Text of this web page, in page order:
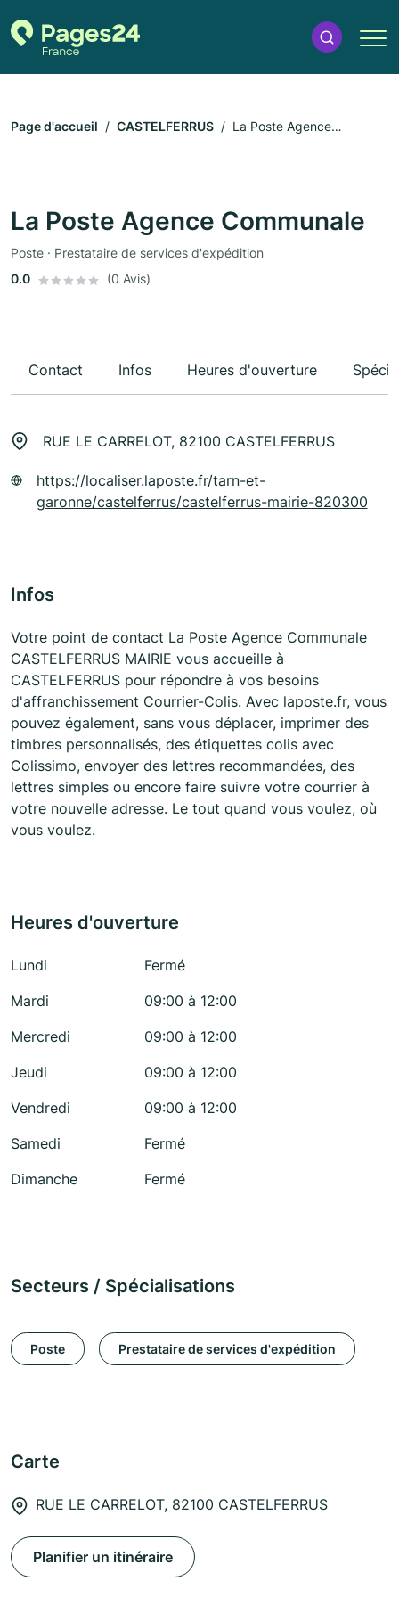
Page d'accueil CASTELFERRUS
La Poste Agence
La Poste Agence Communale
Poste · Prestataire de services d'expédition
0.0
(0 Avis)
Contact Infos Heures d'ouverture
RUE LE CARRELOT, 82100 CASTELFERRUS
https://localiser.laposte.fr/tarn-et-
garonne/castelferrus/castelferrus-mairie-820300
Infos
Votre point de contact La Poste Agence Communale
CASTELFERRUS MAIRIE vous accueille à
CASTELFERRUS pour répondre à vos besoins
d'affranchissement Courrier-Colis. Avec laposte.fr, vous
pouvez également, sans vous déplacer, imprimer des
timbres personnalisés, des étiquettes colis avec
Colissimo, envoyer des lettres recommandées, des
lettres simples ou encore faire suivre votre courrier à
votre nouvelle adresse. Le tout quand vous voulez, où
vous voulez.
Heures d'ouverture
Lundi
Fermé
Mardi
09:00 à 12:00
Mercredi
09:00 à 12:00
Jeudi
09:00 à 12:00
Vendredi
09:00 à 12:00
Samedi
Fermé
Dimanche
Fermé
Secteurs / Spécialisations
Poste Prestataire de services d'expédition
Carte
RUE LE CARRELOT, 82100 CASTELFERRUS
Planifier un itinéraire